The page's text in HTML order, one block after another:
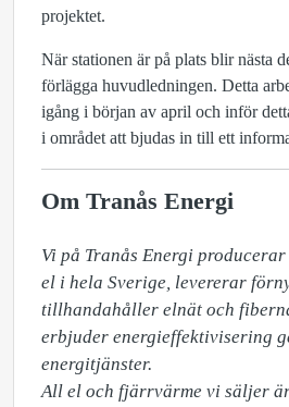
projektet.
När stationen är på plats blir nästa
förlägga huvudledningen. Detta
igång i början av april och inför
i området att bjudas in till ett
Om Tranås Energi
Vi på Tranås Energi
el i hela Sverige, levererar
tillhandahåller elnät och
erbjuder energieffektivisering
energitjänster.
All el och fjärrvärme vi säljer